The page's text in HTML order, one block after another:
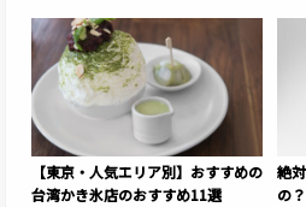
【東京・人気エリア別】おすすめの
台湾かき氷店のおすすめ11選
絶
の